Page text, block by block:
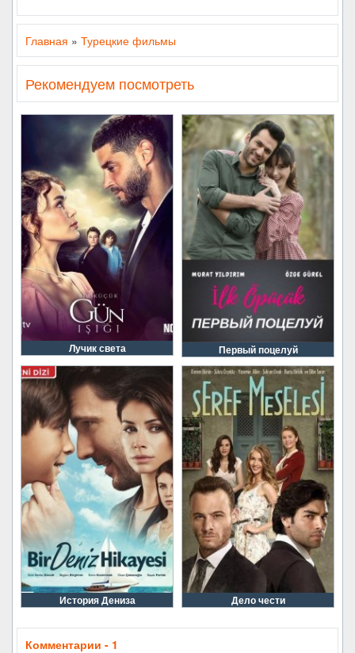
Главная » Турецкие фильмы
Рекомендуем посмотреть
Лучик света Первый поцелуй
История Дениза Дело чести
Комментарии - 1